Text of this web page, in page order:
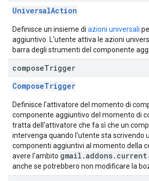
UniversalAction
Definisce un insieme di azioni universali
aggiuntivo. L'utente attiva le azioni
barra degli strumenti del componente
composeTrigger
ComposeTrigger
Definisce l'attivatore del momento di
componente aggiuntivo del momento di
tratta dell'attivatore che fa sì che un
intervenga quando l'utente sta scrivendo
componenti aggiuntivi al momento della
avere l'ambito
anche se potrebbero non modificare la